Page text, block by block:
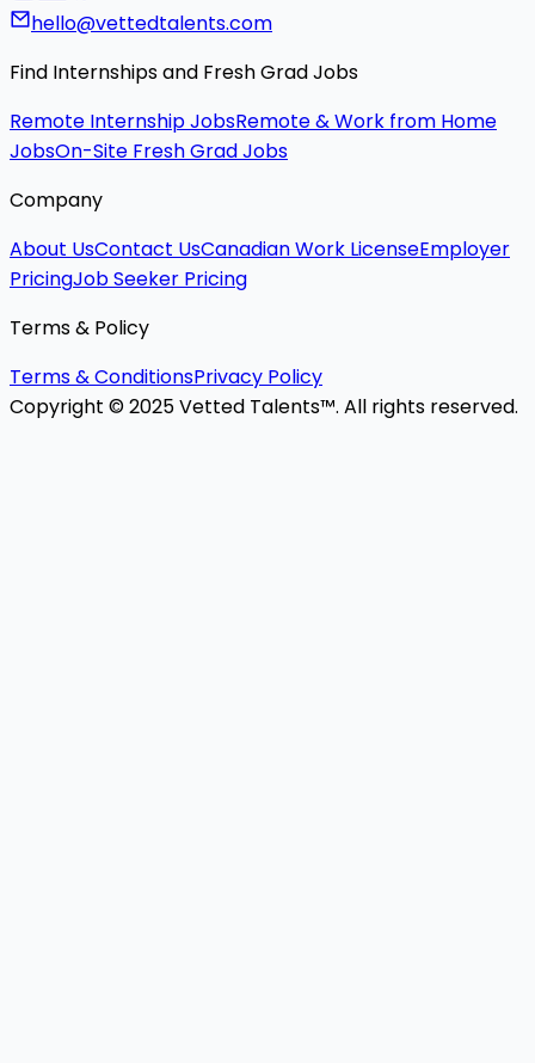
hello@vettedtalents.com
Find Internships and Fresh Grad Jobs
Remote Internship JobsRemote & Work from Home
JobsOn-Site Fresh Grad Jobs
Company
About UsContact UsCanadian Work LicenseEmployer
PricingJob Seeker Pricing
Terms & Policy
Terms & ConditionsPrivacy Policy
Copyright © 2025 Vetted Talents™. All rights reserved.